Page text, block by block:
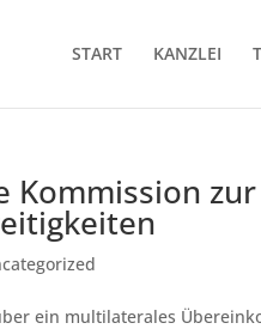
START KANZLEI
ein multilaterales